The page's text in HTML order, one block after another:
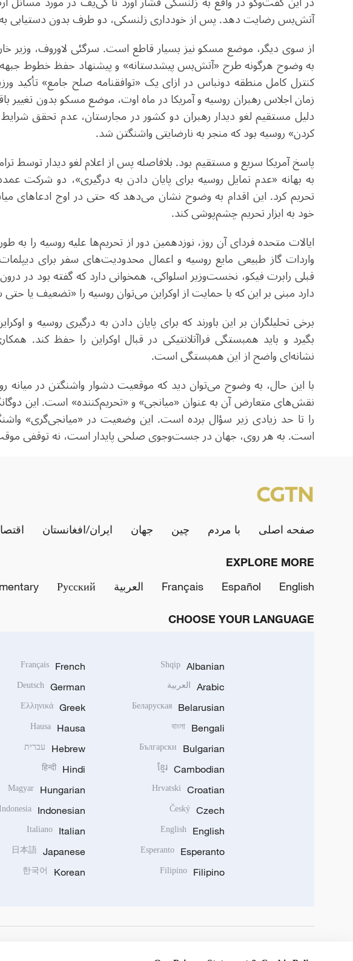
آتش‌بس رضایت دهد. پس از خودداری زلنسکی، دو طرف بدون دستیابی
از سوی دیگر، موضع مسکو نیز بسیار قاطع است. سرگئی لاوروف، وزیر
به وضوح هرگونه طرح «آتش‌بس پیشدستانه» و پیشنهاد حفظ خطوط جبهه
زمان اجلاس رهبران روسیه و آمریکا در ماه اوت، موضع مسکو بدون تغییر
دلیل مستقیم لغو دیدار رهبران دو کشور در مجارستان، عدم تحقق
کردن» روسیه بود که منجر به نارضایتی واشنگتن شد.
پاسخ آمریکا سریع و مستقیم بود. بلافاصله پس از اعلام لغو دیدار توسط
به بهانه «عدم تمایل روسیه برای پایان دادن به درگیری»، دو شرکت
تحریم کرد. این اقدام به وضوح نشان می‌دهد که حتی در اوج ادعاهای
خود به ابزار تحریم چشم‌پوشی کند.
ایالات متحده فردای آن روز، نوزدهمین دور از تحریم‌ها علیه روسیه
واردات گاز طبیعی مایع روسیه و اعمال محدودیت‌های سفر برای
قبلی رابرت فیکو، نخست‌وزیر اسلواکی، همخوانی دارد که گفته بود در
دارد مبنی بر این که با حمایت از اوکراین می‌توان روسیه را «تضعیف یا
برخی تحلیلگران بر این باورند که برای پایان دادن به درگیری روسیه و
بگیرد و باید همبستگی فراآتلانتیکی در قبال اوکراین را حفظ کند.
نشانه‌ای واضح از این همبستگی است.
با این حال، به وضوح می‌توان دید که موقعیت دشوار واشنگتن در میانه
نقش‌های متعارض آن به عنوان «میانجی» و «تحریم‌کننده» است. این
را تا حد زیادی زیر سؤال برده است. این وضعیت در «میانجی‌گری»
است. به هر روی، جهان در جست‌وجوی صلحی پایدار است، نه توقفی
صفحه اصلی با مردم چین جهان ایران/افغانستان
EXPLORE MORE
English
Español
Français العربية Русский
CHOOSE YOUR LANGUAGE
Albanian
Shqip
Arabic العربية
Belarusian
Беларуская
Bengali
বাংলা
Bulgarian
Български
Cambodian
ខ្មែរ
Croatian
Hrvatski
Czech
Český
English
English
Esperanto
Esperanto
Filipino
Filipino
French
Français
German
Deutsch
Greek
Ελληνικά
Hausa
Hausa
Hebrew עברית
Hindi
हिन्दी
Hungarian
Magyar
Indonesian
Italian
Italiano
Japanese
日本語
Korean
한국어